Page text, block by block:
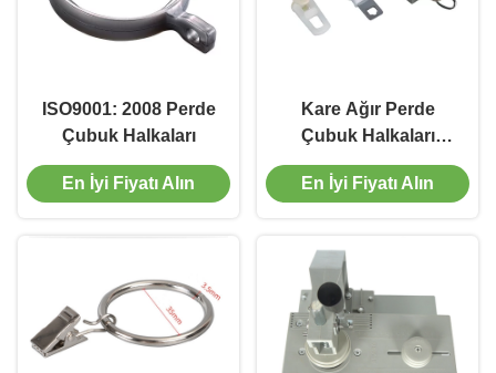
ISO9001: 2008 Perde
Çubuk Halkaları
En İyi Fiyatı Alın
Kare Ağır Perde
Çubuk Halkaları
Güçlü Rulman
Alüminyum Perde
En İyi Fiyatı Alın